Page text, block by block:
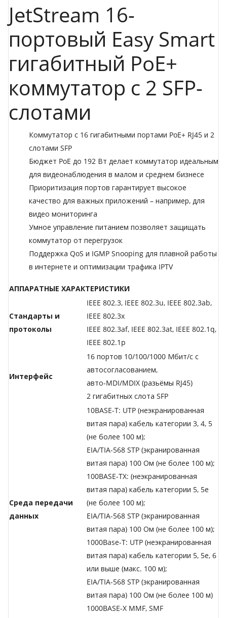
JetStream 16-
портовый Easy Smart
гигабитный PoE+
коммутатор с 2 SFP-
слотами
Коммутатор с 16 гигабитными портами PoE+ RJ45 и 2
слотами SFP
Бюджет PoE до 192 Вт делает коммутатор идеальным
для видеонаблюдения в малом и среднем бизнесе
Приоритизация портов гарантирует высокое
качество для важных приложений – например, для
видео мониторинга
Умное управление питанием позволяет защищать
коммутатор от перегрузок
Поддержка QoS и IGMP Snooping для плавной работы
в интернете и оптимизации трафика IPTV
АППАРАТНЫЕ ХАРАКТЕРИСТИКИ
Стандарты и
протоколы
IEEE 802.3, IEEE 802.3u, IEEE 802.3ab,
IEEE 802.3x
IEEE 802.3af, IEEE 802.3at, IEEE 802.1q,
IEEE 802.1p
Интерфейс
16 портов 10/100/1000 Мбит/с с
автосогласованием,
авто-MDI/MDIX (разьёмы RJ45)
2 гигабитных слота SFP
Среда передачи
данных
10BASE-T: UTP (неэкранированная
витая пара) кабель категории 3, 4, 5
(не более 100 м);
EIA/TIA-568 STP (экранированная
витая пара) 100 Ом (не более 100 м);
100BASE-TX: (неэкранированная
витая пара) кабель категории 5, 5е
(не более 100 м);
EIA/TIA-568 STP (экранированная
витая пара) 100 Ом (не более 100 м);
1000Base-T: UTP (неэкранированная
витая пара) кабель категории 5, 5е, 6
или выше (макс. 100 м);
EIA/TIA-568 STP (экранированная
витая пара) 100 Ом (не более 100 м)
1000BASE-X MMF, SMF